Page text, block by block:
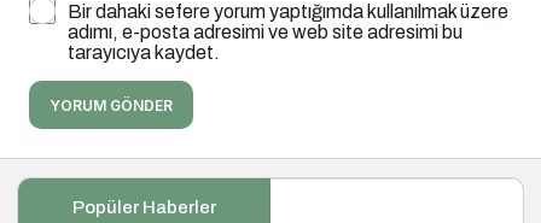
Bir dahaki sefere yorum yaptığımda kullanılmak üzere
adımı, e-posta adresimi ve web site adresimi bu
tarayıcıya kaydet.
YORUM GÖNDER
Popüler Haberler